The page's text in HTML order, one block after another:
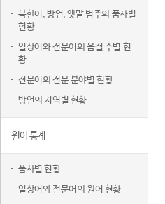
북한어, 방언, 옛말 범주의 품사별
현황
일상어와 전문어의 음절 수별 현
황
전문어의 전문 분야별 현황
방언의 지역별 현황
원어 통계
품사별 현황
일상어와 전문어의 원어 현황